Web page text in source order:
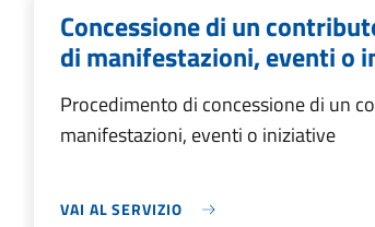
Concessione di un
di manifestazioni, eventi o
Procedimento di concessione di un
manifestazioni, eventi o iniziative
VAI AL SERVIZIO